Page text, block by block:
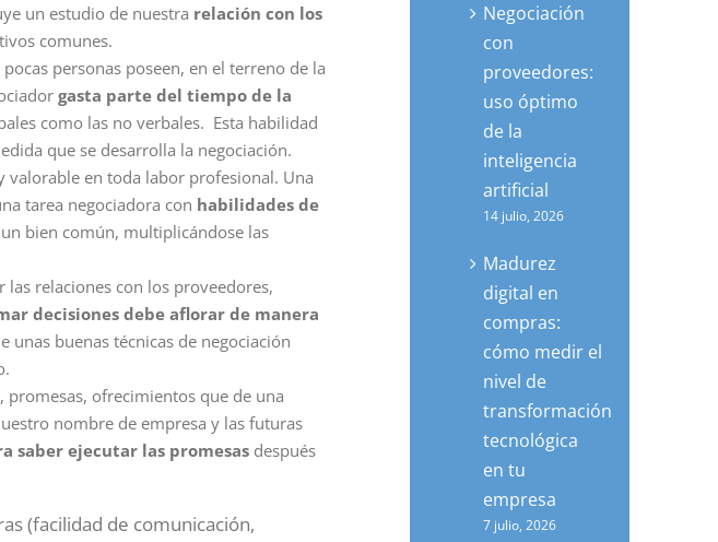
un estudio de nuestra relación con los
comunes.
personas poseen, en el terreno de la
gasta parte del tiempo de la
como las no verbales. Esta habilidad
que se desarrolla la negociación.
valorable en toda labor profesional. Una
tarea negociadora con habilidades de
bien común, multiplicándose las
las relaciones con los proveedores,
decisiones debe aflorar de manera
buenas técnicas de negociación
promesas, ofrecimientos que de una
nombre de empresa y las futuras
saber ejecutar las promesasdespués
(facilidad de comunicación,
Negociación
con
proveedores:
uso óptimo
de la
inteligencia
artificial
14 julio, 2026
Madurez
digital en
compras:
cómo medir el
nivel de
transformación
tecnológica
en tu
empresa
7 julio, 2026